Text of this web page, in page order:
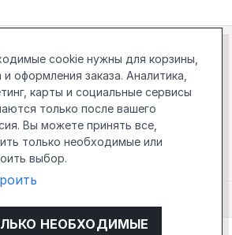
cookie нужны для корзины,
оформления заказа. Аналитика,
карты и социальные сервисы
только после вашего
Вы можете принять все,
только необходимые или
выбор.
НЕОБХОДИМЫЕ